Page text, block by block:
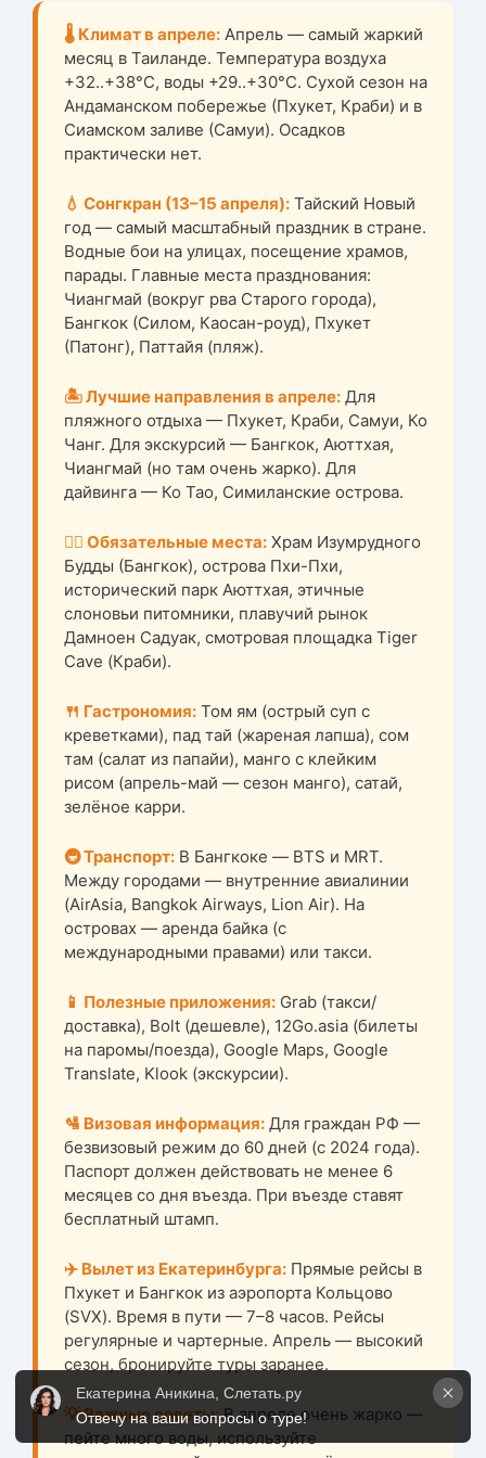
🌡️ Климат в апреле: Апрель — самый жаркий
месяц в Таиланде. Температура воздуха
+32..+38°C, воды +29..+30°C. Сухой сезон на
Андаманском побережье (Пхукет, Краби) и в
Сиамском заливе (Самуи). Осадков
практически нет.
💧 Сонгкран (13–15 апреля): Тайский Новый
год — самый масштабный праздник в стране.
Водные бои на улицах, посещение храмов,
парады. Главные места празднования:
Чиангмай (вокруг рва Старого города),
Бангкок (Силом, Каосан-роуд), Пхукет
(Патонг), Паттайя (пляж).
🏝️ Лучшие направления в апреле: Для
пляжного отдыха — Пхукет, Краби, Самуи, Ко
Чанг. Для экскурсий — Бангкок, Аюттхая,
Чиангмай (но там очень жарко). Для
дайвинга — Ко Тао, Симиланские острова.
🚶‍♂️ Обязательные места: Храм Изумрудного
Будды (Бангкок), острова Пхи-Пхи,
исторический парк Аюттхая, этичные
слоновьи питомники, плавучий рынок
Дамноен Садуак, смотровая площадка Tiger
Cave (Краби).
🍴 Гастрономия: Том ям (острый суп с
креветками), пад тай (жареная лапша), сом
там (салат из папайи), манго с клейким
рисом (апрель-май — сезон манго), сатай,
зелёное карри.
🚇 Транспорт: В Бангкоке — BTS и MRT.
Между городами — внутренние авиалинии
(AirAsia, Bangkok Airways, Lion Air). На
островах — аренда байка (с
международными правами) или такси.
📱 Полезные приложения: Grab (такси/
доставка), Bolt (дешевле), 12Go.asia (билеты
на паромы/поезда), Google Maps, Google
Translate, Klook (экскурсии).
🛂 Визовая информация: Для граждан РФ —
безвизовый режим до 60 дней (с 2024 года).
Паспорт должен действовать не менее 6
месяцев со дня въезда. При въезде ставят
бесплатный штамп.
✈️ Вылет из Екатеринбурга: Прямые рейсы в
Пхукет и Бангкок из аэропорта Кольцово
(SVX). Время в пути — 7–8 часов. Рейсы
регулярные и чартерные. Апрель — высокий
сезон, бронируйте туры заранее.
💡 Важные советы:В апреле очень жарко —
пейте много воды, используйте
Екатерина Аникина, Слетать.ру
Отвечу на ваши вопросы о туре!